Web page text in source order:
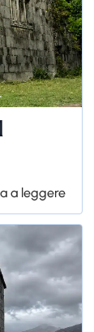
a leggere